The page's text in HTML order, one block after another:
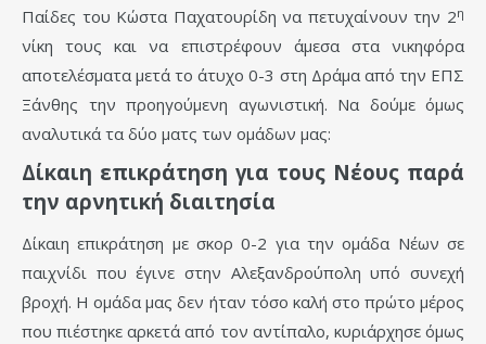
Παίδες του Κώστα Παχατουρίδη να πετυχαίνουν την 2η
νίκη τους και να επιστρέφουν άμεσα στα νικηφόρα
αποτελέσματα μετά το άτυχο 0-3 στη Δράμα από την ΕΠΣ
Ξάνθης την προηγούμενη αγωνιστική. Να δούμε όμως
αναλυτικά τα δύο ματς των ομάδων μας:
Δίκαιη επικράτηση για τους Νέους παρά
την αρνητική διαιτησία
Δίκαιη επικράτηση με σκορ 0-2 για την ομάδα Νέων σε
παιχνίδι που έγινε στην Αλεξανδρούπολη υπό συνεχή
βροχή. Η ομάδα μας δεν ήταν τόσο καλή στο πρώτο μέρος
που πιέστηκε αρκετά από τον αντίπαλο, κυριάρχησε όμως